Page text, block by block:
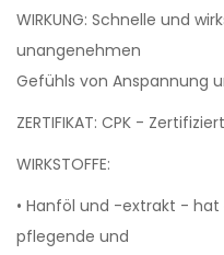
WIRKUNG: Schnelle und
unangenehmen
Gefühls von Anspannung
ZERTIFIKAT: CPK -
WIRKSTOFFE:
• Hanföl und -extrakt -
pflegende und